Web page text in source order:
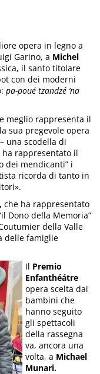
opera in legno a
Garino, a Michel
il santo titolare
con dei moderni
pa-poué tzandzé ‘na
meglio rappresenta il
sua pregevole opera
– una scodella di
rappresentato il
dei mendicanti” i
ricorda di tanto in
che ha rappresentato
Dono della Memoria”
della Valle
delle famiglie
Il Premio
Enfanthéátre
opera scelta dai
bambini che
hanno seguito
gli spettacoli
della rassegna
va, ancora una
volta, a Michael
Munari.